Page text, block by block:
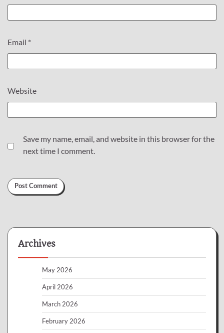
Email *
Website
Save my name, email, and website in this browser for the
next time I comment.
Archives
May 2026
April 2026
March 2026
February 2026